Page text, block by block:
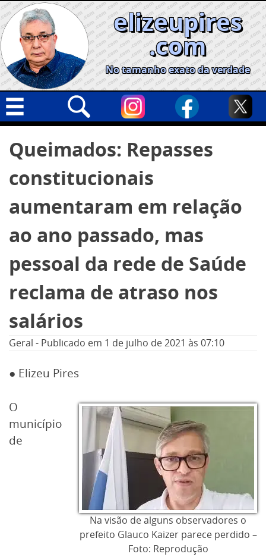
Skip
to
content
elizeupires
.com
No tamanho exato da verdade
Geral
Cidades
Opinião
Informe especial
por:
Queimados: Repasses
constitucionais
aumentaram em relação
ao ano passado, mas
pessoal da rede de Saúde
reclama de atraso nos
salários
Geral - Publicado em 1 de julho de 2021 às 07:10
● Elizeu Pires
Na visão de alguns observadores o
prefeito Glauco Kaizer parece perdido –
Foto: Reprodução
O
município
de